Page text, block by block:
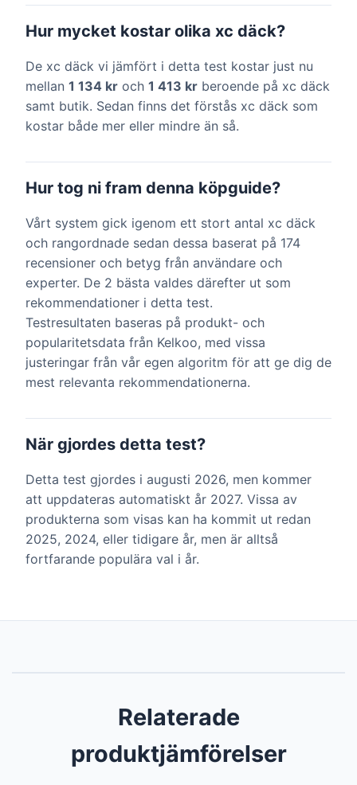
Hur mycket kostar olika xc däck?
De xc däck vi jämfört i detta test kostar just nu
mellan 1 134 kr och 1 413 kr beroende på xc däck
samt butik. Sedan finns det förstås xc däck som
kostar både mer eller mindre än så.
Hur tog ni fram denna köpguide?
Vårt system gick igenom ett stort antal xc däck
och rangordnade sedan dessa baserat på 174
recensioner och betyg från användare och
experter. De 2 bästa valdes därefter ut som
rekommendationer i detta test.
Testresultaten baseras på produkt- och
popularitetsdata från Kelkoo, med vissa
justeringar från vår egen algoritm för att ge dig de
mest relevanta rekommendationerna.
När gjordes detta test?
Detta test gjordes i augusti 2026, men kommer
att uppdateras automatiskt år 2027. Vissa av
produkterna som visas kan ha kommit ut redan
2025, 2024, eller tidigare år, men är alltså
fortfarande populära val i år.
Relaterade
produktjämförelser